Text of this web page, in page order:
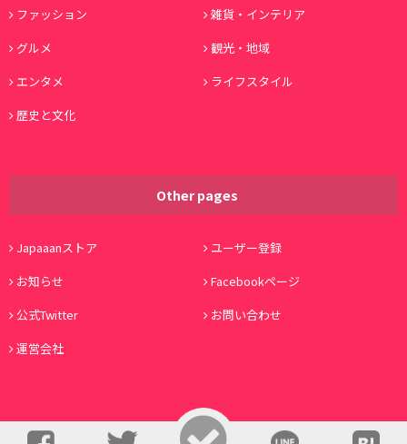
ファッション
雑貨・インテリア
グルメ
観光・地域
エンタメ
ライフスタイル
歴史と文化
Other pages
Japaaanストア
ユーザー登録
お知らせ
Facebookページ
公式Twitter
お問い合わせ
運営会社